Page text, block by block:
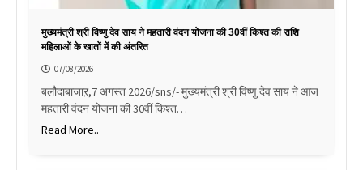
मुख्यमंत्री श्री विष्णु देव साय ने महतारी वंदन योजना की 30वीं किश्त की राशि
महिलाओं के खातों में की अंतरित
07/08/2026
बलौदाबाजाऱ,7 अगस्त 2026/sns/- मुख्यमंत्री श्री विष्णु देव साय ने आज
महतारी वंदन योजना की 30वीं किश्त…
Read More..